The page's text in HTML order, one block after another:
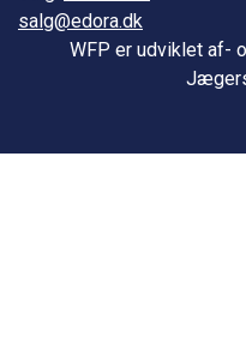
salg@edora.dk
WFP er udviklet af-